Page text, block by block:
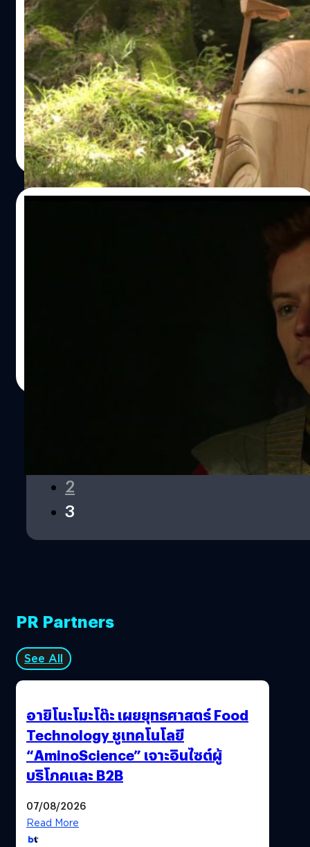
จนเธอต้องออกมาโพสต์ลงบนสตอรี่อินสตาแกรมของเธอว่า
“ไม่มีสิ่งใดและไม่มีใครที่สามารถหยุดการกระทำหรือความ
เกลียดชังเหล่านี้ได้หรอก” หลังจากที่ทีมงานและเพื่อนนัก
แสดงของเธอได้ทราบข่าวและเรื่องราวต่าง ๆ แต่ละฝ่ายก็ออก
มาปกป้องและซัปพอร์ตอินแกรมอย่างเต็มที่ รวมถึง ยวน แม็ก
เกรเกอร์ (Ewan McGregor) นักแสดงนำและผู้อำนวยการผลิต
ซีรีส์เรื่องนี้ ที่ออกมาปกป้องอินแกรมผ่านทางทวิตเตอร์หลัก
ของสตาร์ วอร์ส แม็กเกรเกอร์ได้บอกกล่าวแฟน ๆ ว่า “พวกเรา
ภูมิใจและรู้สึกยินดีกับอินแกรมมาก ๆ ที่เธอได้เข้ามาเป็นส่วน
หนึ่งของครอบครัวสตาร์ วอร์ส และในความคิดของผม ถ้าใคร
ส่งข้อความไปบูลลี่เธอ ผมว่าเขาไม่ใช่แฟนสตาร์ วอร์สหรอก”
นอกจากแม็กเกรเกอร์ได้ออกมาพูดในครั้งนี้ ทวิตเตอร์หลัก
ศิลปินชาวเมารี แกะสลักไม้รูปหน้ากาก ‘โบบา
เฟตต์’ ขนาดเท่าจริง มอบเป็นของขวัญให้ ‘เตมู
รา มอร์ริสัน’
เมื่อวันพุธที่ 16 ที่ผ่านมา แฟนเพจ Facebook ของ 'Star Wars'
ได้ลงภาพโมเมนต์การมอบของขวัญสุดพิเศษให้กับ ‘เตมูรา
มอร์ริสัน’ (Temuera Morrison) นักแสดงเจ้าของบท ‘โบบา
เฟตต์’ นั่นเอง โดยทาง 'ดิสนีย์' (Disney) และ 'ลูคัสฟิล์ม'
(Lucasfilm) ได้ว่าจ้างศิลปินและนักออกแบบร่วมสมัยชาว
นิวซีแลนด์ 'เกรแฮม โฮเอเต' (Graham Hoete) หรือ 'Mr G
Hoete' เพื่อออกแบบและแกะสลักหมวก ของโบบา เฟตต์ จาก
ไม้ตามแบบฉบับศิลปะของชาวเมารี และนำไปมอบให้กับเตมูรา
นักแสดงชาวนิวซีแลนด์ผู้มีเชื้อสายเมารีแบบเซอร์ไพรส์ด้วยตัว
ประภาส อยู่เย็น| 1632 days ago
Read More
ฮีโร Marvel กำกับโดยผู้กำกับหญิงรางวัลออสการ์ 'โคลอี เจา'
นอกจากตัวหนังจะเป็นการนำเสนอการเล่าเรื่องซูเปอร์ฮีโรของ
Marvel ได้อย่างน่าสนใจและสดใหม่สมกับการเป็นหนึ่งใน
2
3
PR Partners
See All
อายิโนะโมะโต๊ะ เผยยุทธศาสตร์ Food
Technology ชูเทคโนโลยี
“AminoScience” เจาะอินไซต์ผู้
บริโภคและ B2B
07/08/2026
Read More